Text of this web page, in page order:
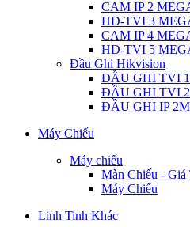
CAM IP 2
HD-TVI 3
CAM IP 4
HD-TVI 5
Đầu Ghi Hikvision
ĐẦU GHI TVI
ĐẦU GHI TVI
ĐẦU GHI IP
Máy Chiếu
Máy chiếu
Màn Chiếu - Giá
Máy Chiếu
Linh Tinh Khác